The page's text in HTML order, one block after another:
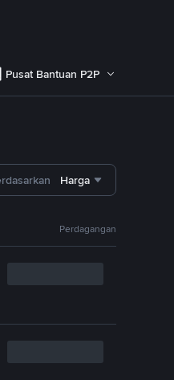
Pusat Bantuan P2P
Harga
Perdagangan